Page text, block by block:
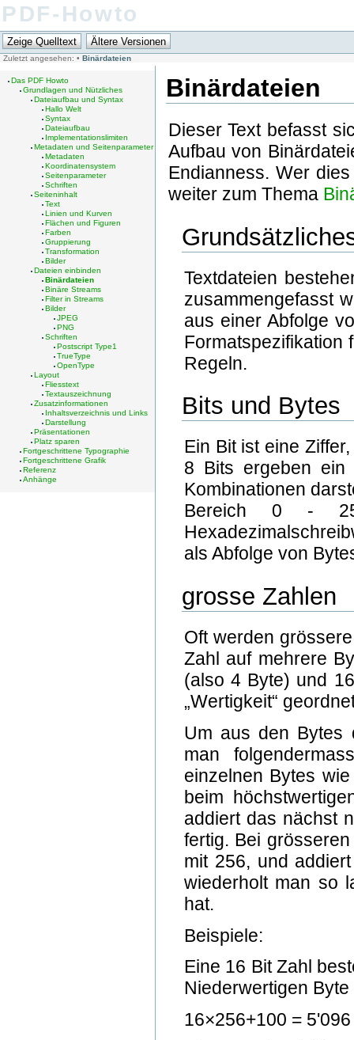
PDF-Howto
Zuletzt angesehen: • Binärdateien
Das PDF Howto
Grundlagen und Nützliches
Dateiaufbau und Syntax
Hallo Welt
Syntax
Dateiaufbau
Implementationslimiten
Metadaten und Seitenparameter
Metadaten
Koordinatensystem
Seitenparameter
Schriften
Seiteninhalt
Text
Linien und Kurven
Flächen und Figuren
Farben
Gruppierung
Transformation
Bilder
Dateien einbinden
Binärdateien
Binäre Streams
Filter in Streams
Bilder
JPEG
PNG
Schriften
Postscript Type1
TrueType
OpenType
Layout
Fliesstext
Textauszeichnung
Zusatzinformationen
Inhaltsverzeichnis und Links
Darstellung
Präsentationen
Platz sparen
Fortgeschrittene Typographie
Fortgeschrittene Grafik
Referenz
Anhänge
Binärdateien
Dieser Text befasst
Aufbau von
Endianness. Wer
weiter zum Thema
Textdateien
zusammengefasst
aus einer Abfolge
Formatspezifikation
Regeln.
Bits und Bytes
Ein Bit ist eine
8 Bits ergeben
Kombinationen
Bereich 0 -
als Abfolge von
grosse Zahlen
Oft werden
Zahl auf mehrere
(also 4 Byte) und
„Wertigkeit“
Um aus den Bytes
man
einzelnen Bytes
beim
addiert das nächst
fertig. Bei
mit 256, und
wiederholt man so
hat.
Beispiele:
Eine 16 Bit Zahl
Niederwertigen Byte
16×256+100 = 5'096